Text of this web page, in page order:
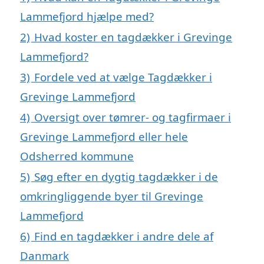
Lammefjord hjælpe med?
2) Hvad koster en tagdækker i Grevinge
Lammefjord?
3) Fordele ved at vælge Tagdækker i
Grevinge Lammefjord
4) Oversigt over tømrer- og tagfirmaer i
Grevinge Lammefjord eller hele
Odsherred kommune
5) Søg efter en dygtig tagdækker i de
omkringliggende byer til Grevinge
Lammefjord
6) Find en tagdækker i andre dele af
Danmark